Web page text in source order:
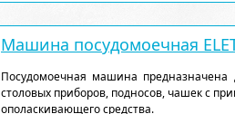
Машина посудомоечная
Посудомоечная машина предназначена
столовых приборов, подносов, чашек с
ополаскивающего средства.